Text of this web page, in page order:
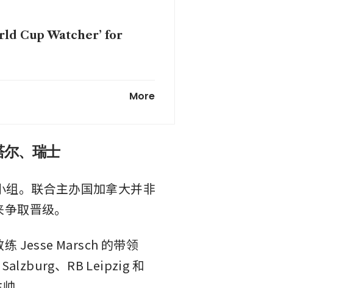
Cup Watcher’ for
More
尔、瑞士
。联合主办国加拿大并非
取晋级。
Jesse Marsch 的带领
、RB Leipzig 和